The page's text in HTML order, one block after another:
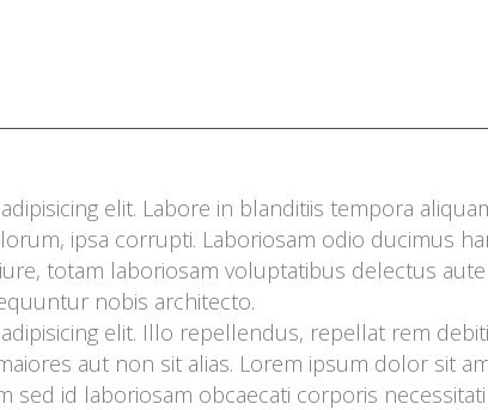
Agnieszka Kobus-Tydryszewska
elit. Labore in blanditiis tempora
ipsa corrupti. Laboriosam odio ducimus
totam laboriosam voluptatibus delectus
nobis architecto.
elit. Illo repellendus, repellat rem
aut non sit alias. Lorem ipsum dolor sit
id laboriosam obcaecati corporis